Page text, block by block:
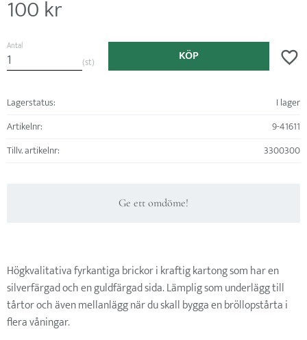
100kr
Antal
st KÖP
Lagerstatus
I lager
Artikelnr
9-41611
Tillv. artikelnr
3300300
Ge ett omdöme!
Högkvalitativa fyrkantiga brickor i kraftig kartong som har en
silverfärgad och en guldfärgad sida. Lämplig som underlägg till
tårtor och även mellanlägg när du skall bygga en bröllopstårta i
flera våningar.